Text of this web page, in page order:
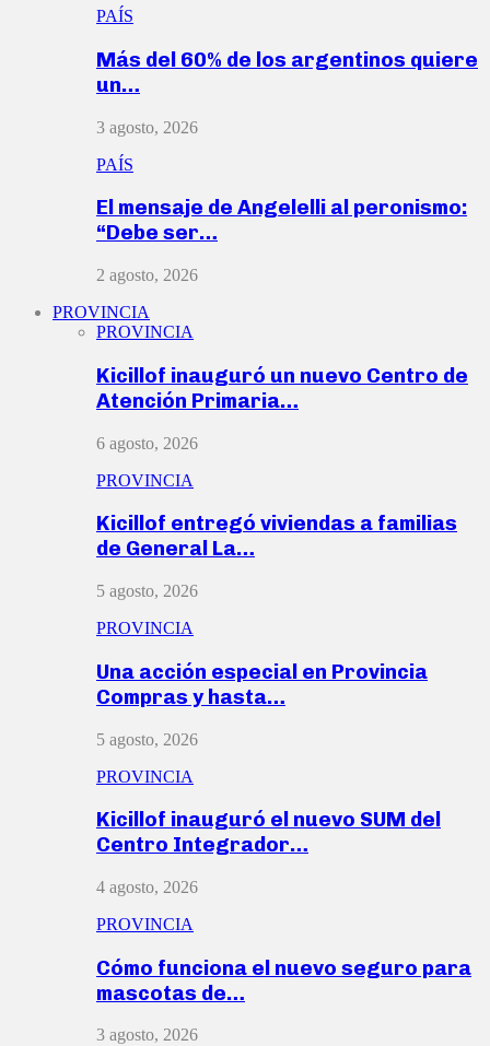
PAÍS
Más del 60% de los argentinos quiere
un…
3 agosto, 2026
PAÍS
El mensaje de Angelelli al peronismo:
“Debe ser…
2 agosto, 2026
PROVINCIA
PROVINCIA
Kicillof inauguró un nuevo Centro de
Atención Primaria…
6 agosto, 2026
PROVINCIA
Kicillof entregó viviendas a familias
de General La…
5 agosto, 2026
PROVINCIA
Una acción especial en Provincia
Compras y hasta…
5 agosto, 2026
PROVINCIA
Kicillof inauguró el nuevo SUM del
Centro Integrador…
4 agosto, 2026
PROVINCIA
Cómo funciona el nuevo seguro para
mascotas de…
3 agosto, 2026